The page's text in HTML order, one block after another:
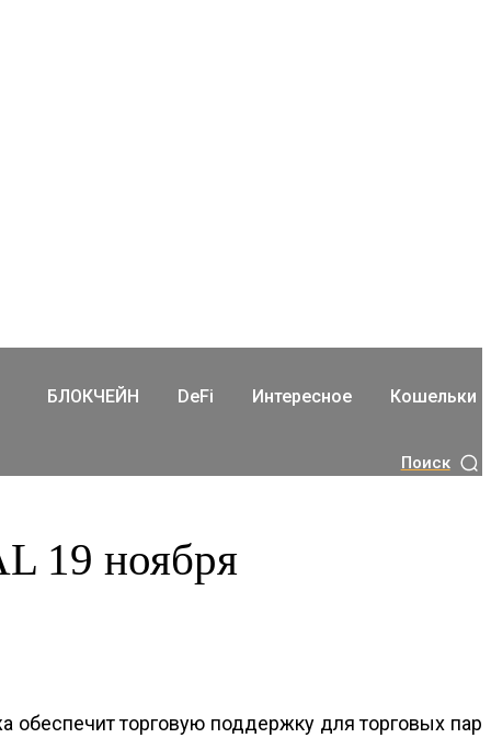
БЛОКЧЕЙН DeFi Интересное Кошельки
Поиск
19 ноября
обеспечит торговую поддержку для торговых пар